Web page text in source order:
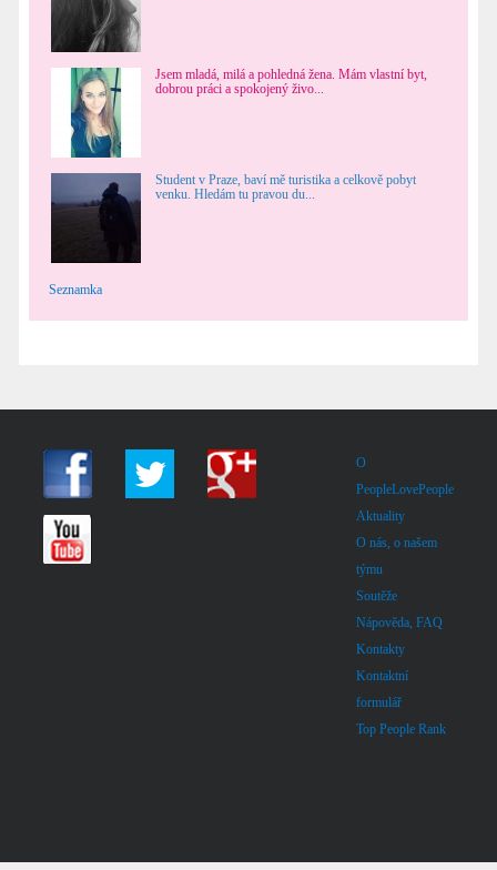
Jsem mladá, milá a pohledná žena. Mám vlastní byt,
dobrou práci a spokojený živo...
Student v Praze, baví mě turistika a celkově pobyt
venku. Hledám tu pravou du...
Seznamka
O
PeopleLovePeople
Aktuality
O nás, o našem
týmu
Soutěže
Nápověda, FAQ
Kontakty
Kontaktní
formulář
Top People Rank